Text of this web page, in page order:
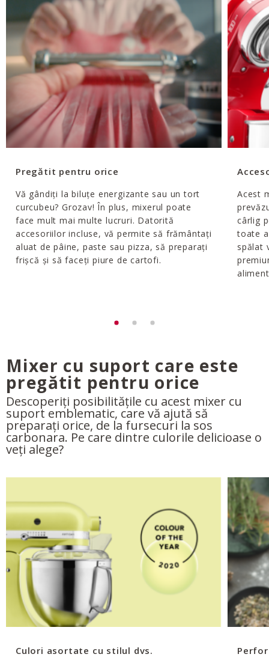
Pregătit pentru orice
Vă gândiți la biluțe energizante sau un tort
curcubeu? Grozav! În plus, mixerul poate
face mult mai multe lucruri. Datorită
accesoriilor incluse, vă permite să frământați
aluat de pâine, paste sau pizza, să preparați
frișcă și să faceți piure de cartofi.
Acest
cârlig
toate
spălat
Mixer cu suport care este
pregătit pentru orice
Descoperiți posibilitățile cu acest mixer cu
suport emblematic, care vă ajută să
preparați orice, de la fursecuri la sos
carbonara. Pe care dintre culorile delicioase o
veți alege?
Culori asortate cu stilul dvs.